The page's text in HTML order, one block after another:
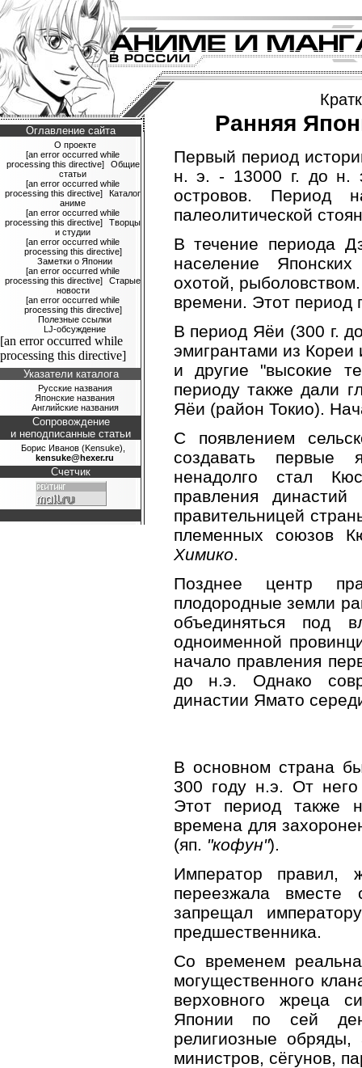
Оглавление сайта
О проекте
[an error occurred while
processing this directive]
Общие
статьи
[an error occurred while
processing this directive]
Каталог
аниме
[an error occurred while
processing this directive]
Творцы
и студии
[an error occurred while
processing this directive]
Заметки о Японии
[an error occurred while
processing this directive]
Старые
новости
[an error occurred while
processing this directive]
Полезные ссылки
LJ-обсуждение
[an error occurred while
processing this directive]
Указатели каталога
Русские названия
Японские названия
Английские названия
Сопровождение
и неподписанные статьи
Борис Иванов (Kensuke),
kensuke@hexer.ru
Счетчик
Ранняя
Первый период
н. э. - 13000 г. до н.
островов. Период
палеолитической
В течение периода
население
охотой,
времени. Этот период
В период Яёи (300 г.
эмигрантами из Кореи
и другие "высокие
периоду также дали
Яёи (район Токио).
С появлением
создавать первые
ненадолго стал
правления
правительницей
племенных союзов
Химико.
Позднее центр
плодородные земли
объединяться под
одноименной
начало правления
до н.э. Однако
династии Ямато
В основном страна
300 году н.э. От
Этот период также
времена для
(яп. "кофун").
Император
переезжала
запрещал
предшественника.
Со временем
могущественного
верховного жреца
Японии по сей
религиозные обряды,
министров, сёгунов,